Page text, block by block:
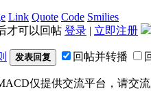
Link Quote Code Smilies
才可以回帖 登录 | 立即注册
发表回复 回帖并转播
仅提供交流平台，请交